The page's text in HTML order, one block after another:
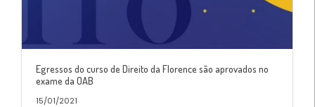
Egressos do curso de Direito da Florence são aprovados no
exame da OAB
15/01/2021